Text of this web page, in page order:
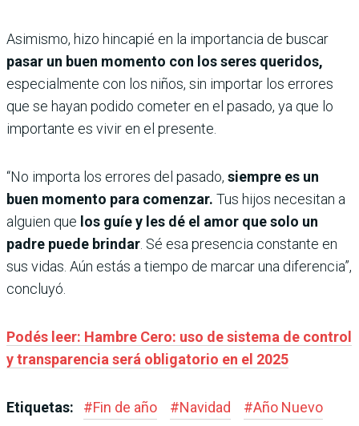
Asimismo, hizo hincapié en la importancia de buscar
pasar un buen momento con los seres queridos,
especialmente con los niños, sin importar los errores
que se hayan podido cometer en el pasado, ya que lo
importante es vivir en el presente.
“No importa los errores del pasado, siempre es un
buen momento para comenzar. Tus hijos necesitan a
alguien que los guíe y les dé el amor que solo un
padre puede brindar . Sé esa presencia constante en
sus vidas. Aún estás a tiempo de marcar una diferencia”,
concluyó.
Podés leer: Hambre Cero: uso de sistema de control
y transparencia será obligatorio en el 2025
Etiquetas: #Fin de año #Navidad #Año Nuevo